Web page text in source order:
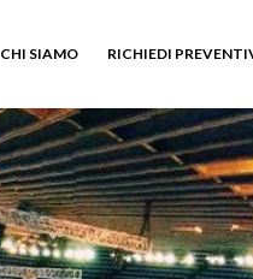
CHI SIAMO RICHIEDI